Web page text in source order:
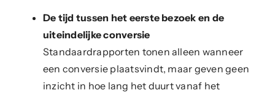
De tijd tussen het eerste bezoek en de
uiteindelijke conversie
Standaardrapporten tonen alleen wanneer
een conversie plaatsvindt, maar geven geen
inzicht in hoe lang het duurt vanaf het